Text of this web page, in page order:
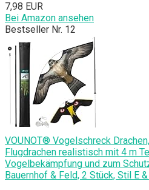
7,98 EUR
Bei Amazon ansehen
Bestseller Nr. 12
VOUNOT® Vogelschreck
Flugdrachen realistisch mit 4 m
Vogelbekämpfung und zum
Bauernhof & Feld, 2 Stück, Stil E &